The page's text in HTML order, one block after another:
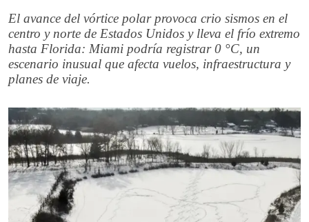
El avance del vórtice polar provoca crio sismos en el
centro y norte de Estados Unidos y lleva el frío extremo
hasta Florida: Miami podría registrar 0 °C, un
escenario inusual que afecta vuelos, infraestructura y
planes de viaje.